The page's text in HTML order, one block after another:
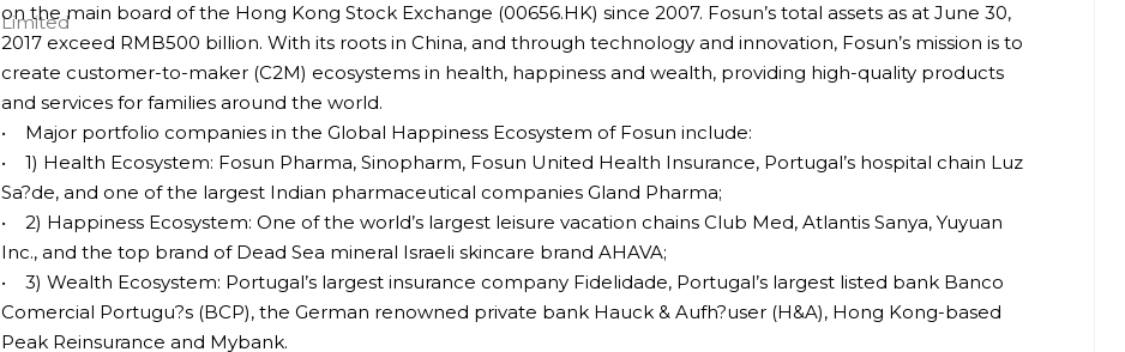
on the main board of the Hong Kong Stock Exchange (00656.HK) since 2007. Fosun’s total assets as at June 30,
2017 exceed RMB500 billion. With its roots in China, and through technology and innovation, Fosun’s mission is to
create customer-to-maker (C2M) ecosystems in health, happiness and wealth, providing high-quality products
and services for families around the world.
• Major portfolio companies in the Global Happiness Ecosystem of Fosun include:
• 1) Health Ecosystem: Fosun Pharma, Sinopharm, Fosun United Health Insurance, Portugal’s hospital chain Luz
Sa?de, and one of the largest Indian pharmaceutical companies Gland Pharma;
• 2) Happiness Ecosystem: One of the world’s largest leisure vacation chains Club Med, Atlantis Sanya, Yuyuan
Inc., and the top brand of Dead Sea mineral Israeli skincare brand AHAVA;
• 3) Wealth Ecosystem: Portugal’s largest insurance company Fidelidade, Portugal’s largest listed bank Banco
Comercial Portugu?s (BCP), the German renowned private bank Hauck & Aufh?user (H&A), Hong Kong-based
Peak Reinsurance and Mybank.